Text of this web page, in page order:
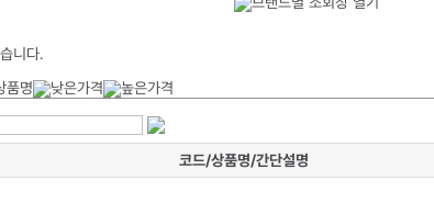
니다.
코드/상품명/간단설명